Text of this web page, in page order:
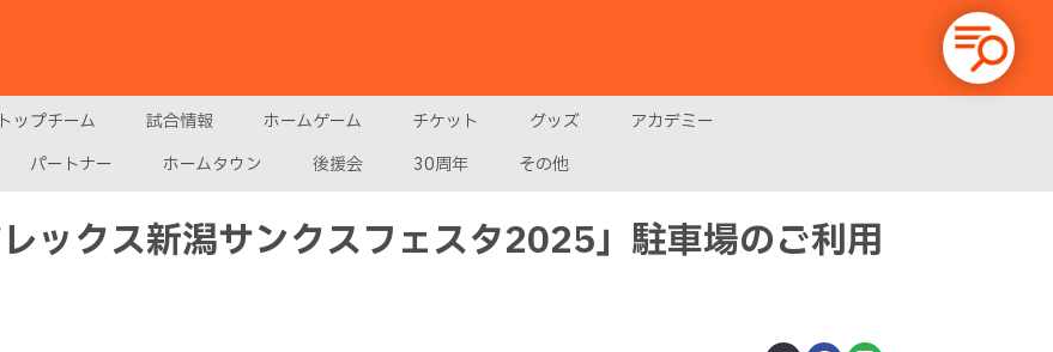
トップチーム 試合情報 ホームゲーム チケット グッズ
アカデミー
パートナー ホームタウン 後援会 30周年 その他
ックス新潟サンクスフェスタ2025」駐車場のご利用